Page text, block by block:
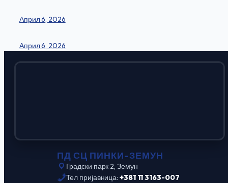
Април 6, 2026
Април 6, 2026
ПД СЦ ПИНКИ-ЗЕМУН
Градски парк 2, Земун
Тел пријавница: +381 11 3163-007